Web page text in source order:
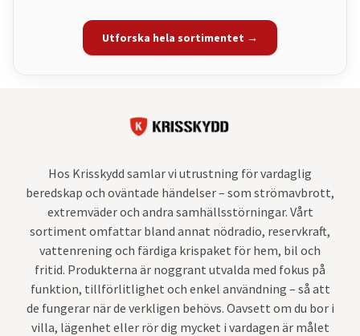
Utforska hela sortimentet →
Hos Krisskydd samlar vi utrustning för vardaglig
beredskap och oväntade händelser – som strömavbrott,
extremväder och andra samhällsstörningar. Vårt
sortiment omfattar bland annat nödradio, reservkraft,
vattenrening och färdiga krispaket för hem, bil och
fritid. Produkterna är noggrant utvalda med fokus på
funktion, tillförlitlighet och enkel användning – så att
de fungerar när de verkligen behövs. Oavsett om du bor i
villa, lägenhet eller rör dig mycket i vardagen är målet